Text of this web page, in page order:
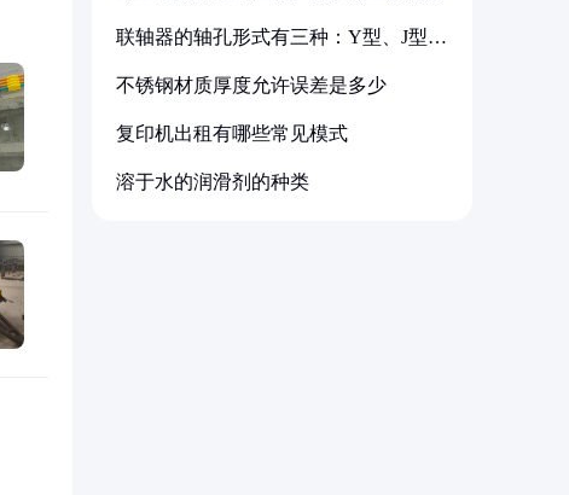
联轴器的轴孔形式有三种：Y型、J型、
不锈钢材质厚度允许误差是多少
复印机出租有哪些常见模式
溶于水的润滑剂的种类